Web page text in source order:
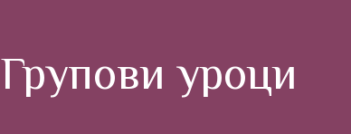
Групови уроци